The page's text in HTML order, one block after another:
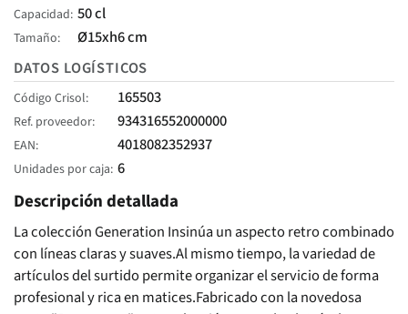
Capacidad 50 cl
Tamaño
Ø15xh6 cm
DATOS LOGÍSTICOS
Código Crisol 165503
Ref. proveedor 934316552000000
EAN 4018082352937
Unidades por caja 6
Descripción detallada
La colección Generation Insinúa un aspecto retro combinado
con líneas claras y suaves.Al mismo tiempo, la variedad de
artículos del surtido permite organizar el servicio de forma
profesional y rica en matices.Fabricado con la novedosa